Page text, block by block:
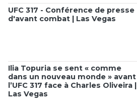
UFC 317 - Conférence de presse
d'avant combat | Las Vegas
Ilia Topuria se sent « comme
dans un nouveau monde » avant
l’UFC 317 face à Charles Oliveira |
Las Vegas